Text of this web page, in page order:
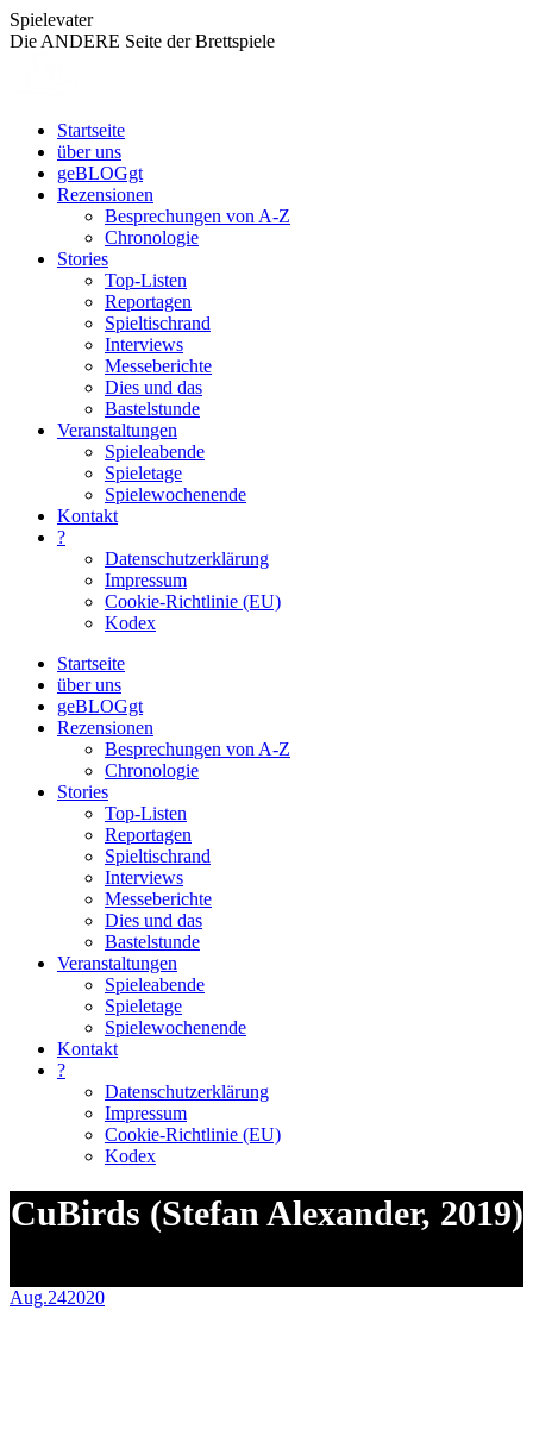
Zum
Inhalt
Spielevater
Die ANDERE Seite der Brettspiele
Startseite
über uns
geBLOGgt
Rezensionen
Besprechungen von A-Z
Chronologie
Stories
Top-Listen
Reportagen
Spieltischrand
Interviews
Messeberichte
Dies und das
Bastelstunde
Veranstaltungen
Spieleabende
Spieletage
Spielewochenende
Kontakt
?
Datenschutzerklärung
Impressum
Cookie-Richtlinie (EU)
Kodex
Startseite
über uns
geBLOGgt
Rezensionen
Besprechungen von A-Z
Chronologie
Stories
Top-Listen
Reportagen
Spieltischrand
Interviews
Messeberichte
Dies und das
Bastelstunde
Veranstaltungen
Spieleabende
Spieletage
Spielewochenende
Kontakt
?
Datenschutzerklärung
Impressum
Cookie-Richtlinie (EU)
Kodex
CuBirds (Stefan Alexander, 2019)
Aug.242020